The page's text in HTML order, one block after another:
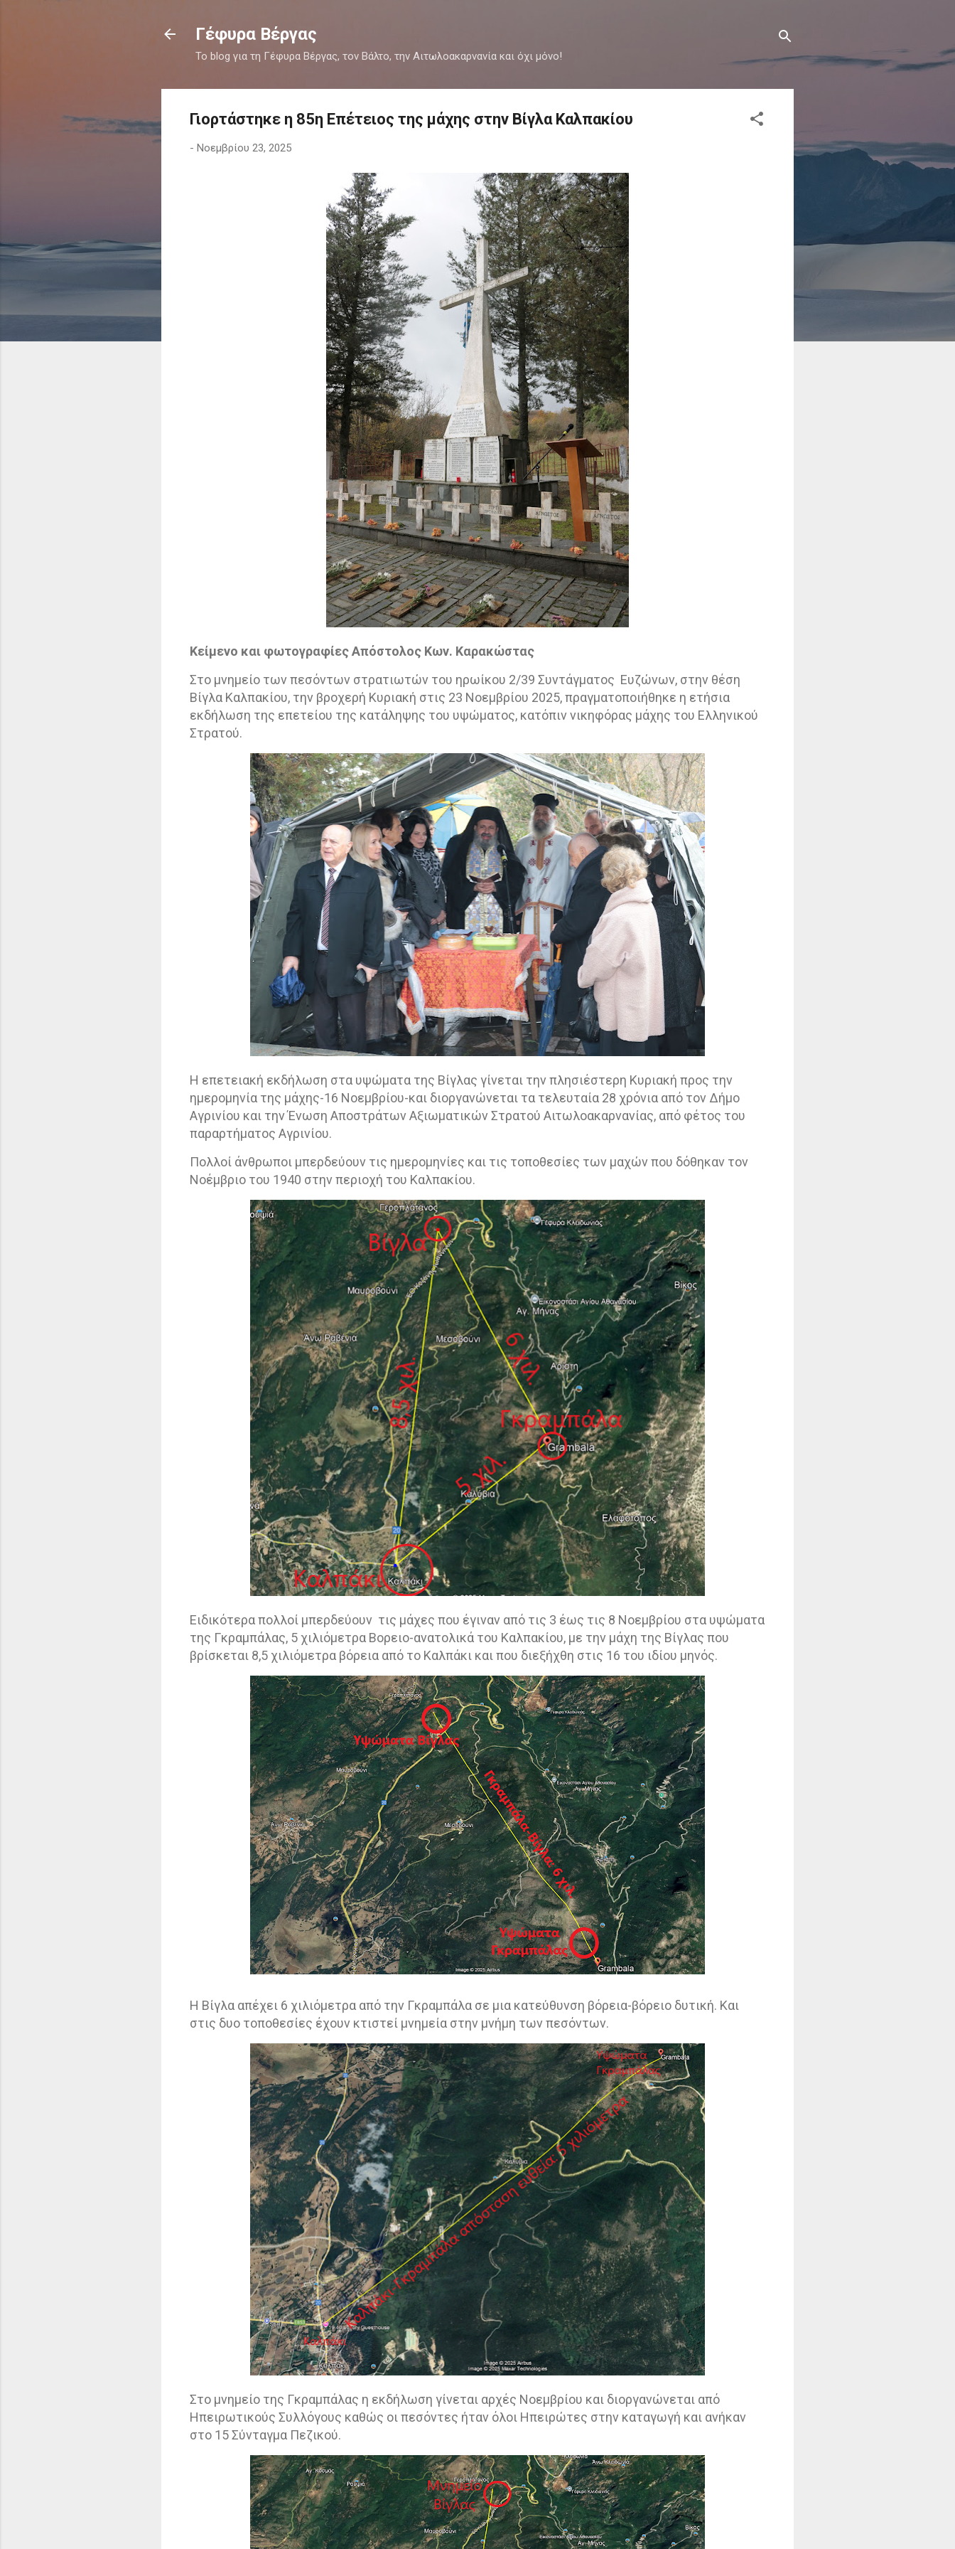
Γέφυρα Βέργας
Το blog για τη Γέφυρα Βέργας, τον Βάλτο, την Αιτωλοακαρνανία και όχι μόνο!
Γιορτάστηκε η 85η Επέτειος της μάχης στην Βίγλα Καλπακίου
- Νοεμβρίου 23, 2025
Κείμενο και φωτογραφίες Απόστολος Κων. Καρακώστας
Στο μνημείο των πεσόντων στρατιωτών του ηρωίκου 2/39 Συντάγματος Ευζώνων, στην θέση
Βίγλα Καλπακίου, την βροχερή Κυριακή στις 23 Νοεμβρίου 2025, πραγματοποιήθηκε η ετήσια
εκδήλωση της επετείου της κατάληψης του υψώματος, κατόπιν νικηφόρας μάχης του Ελληνικού
Στρατού.
Η επετειακή εκδήλωση στα υψώματα της Βίγλας γίνεται την πλησιέστερη Κυριακή προς την
ημερομηνία της μάχης-16 Νοεμβρίου-και διοργανώνεται τα τελευταία 28 χρόνια από τον Δήμο
Αγρινίου και την Ένωση Αποστράτων Αξιωματικών Στρατού Αιτωλοακαρνανίας, από φέτος του
παραρτήματος Αγρινίου.
Πολλοί άνθρωποι μπερδεύουν τις ημερομηνίες και τις τοποθεσίες των μαχών που δόθηκαν τον
Νοέμβριο του 1940 στην περιοχή του Καλπακίου.
Ειδικότερα πολλοί μπερδεύουν τις μάχες που έγιναν από τις 3 έως τις 8 Νοεμβρίου στα υψώματα
της Γκραμπάλας, 5 χιλιόμετρα Βορειο-ανατολικά του Καλπακίου, με την μάχη της Βίγλας που
βρίσκεται 8,5 χιλιόμετρα βόρεια από το Καλπάκι και που διεξήχθη στις 16 του ιδίου μηνός.
Η Βίγλα απέχει 6 χιλιόμετρα από την Γκραμπάλα σε μια κατεύθυνση βόρεια-βόρειο δυτική. Και
στις δυο τοποθεσίες έχουν κτιστεί μνημεία στην μνήμη των πεσόντων.
Στο μνημείο της Γκραμπάλας η εκδήλωση γίνεται αρχές Νοεμβρίου και διοργανώνεται από
Ηπειρωτικούς Συλλόγους καθώς οι πεσόντες ήταν όλοι Ηπειρώτες στην καταγωγή και ανήκαν
στο 15 Σύνταγμα Πεζικού.